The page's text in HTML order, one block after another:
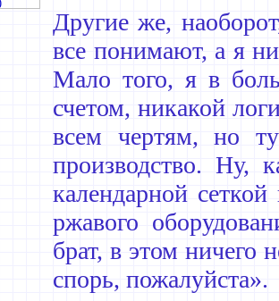
Другие же,
все понимают, а я
Мало того, я в
счетом, никакой
всем чертям, но
производство. Ну,
календарной
ржавого
брат, в этом ничего
спорь, пожалуйста».